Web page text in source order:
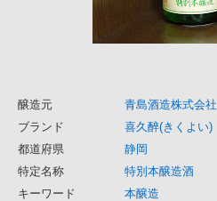
醸造元
青島酒造株式会社
ブランド
喜久醉(きくよい)
都道府県
静岡
特定名称
特別本醸造酒
キーワード
本醸造